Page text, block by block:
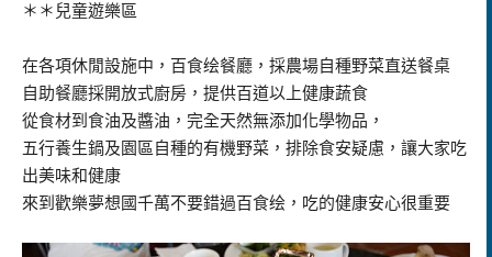
＊＊兒童遊樂區
在各項休閒設施中，百食绘餐廳，採農場自種野菜直送餐桌
自助餐廳採開放式廚房，提供百道以上健康蔬食
從食材到食油及醬油，完全天然無添加化學物品，
五行養生鍋及園區自種的有機野菜，排除食安疑慮，讓大家吃
出美味和健康
來到歡樂夢想國千萬不要錯過百食绘，吃的健康安心很重要